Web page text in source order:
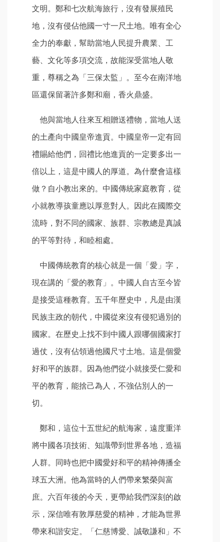
文明。鄭和七次航海旅行，沒有發展殖民
地，沒有侵佔他國一寸一尺土地。唯有全心
全力的奉獻，幫助當地人民提升農業、工
藝、文化等多項交流，故能深受當地人敬
重，尊稱之為「三保太監」。至今在南洋地
區還保留著許多鄭和廟，香火鼎盛。
他與當地人往來互相贈送禮物，當地人送
的土產向中國皇帝進貢。中國皇帝一定有回
禮賜給他們，回禮比他進貢的一定要多出一
倍以上，這是中國人的厚道。為什麼會這樣
做？自小教出來的。中國傳統家庭教育，從
小就教導孩童應以厚意對人。因此在國際交
流時，對不同的國家、族群、宗教總是真誠
的平等對待，和睦相處。
中國傳統教育的核心就是一個「愛」字，
現在講的「愛的教育」。中國人自古至今皆
是接受這種教育。五千年歷史中，凡是由漢
民族主政的朝代，中國從來沒有侵犯過別的
國家。在歷史上找不到中國人跟哪個國家打
過仗，沒有佔領過他國尺寸土地。這是個愛
好和平的族群。因為他們從小就接受仁愛和
平的教育，能捨己為人，不強佔別人的一
切。
鄭和，這位十五世紀的航海家，遠度重洋
將中國各項技術、知識帶到世界各地，造福
人群。同時也把中國愛好和平的精神傳播全
球五大洲。他為當時的人們帶來繁榮與富
庶。六百年後的今天，更帶給我們深刻的啟
示，深信唯有敦厚慈愛的精神，才能為世界
帶來和諧安定。「仁慈博愛、誠敬謙和」不